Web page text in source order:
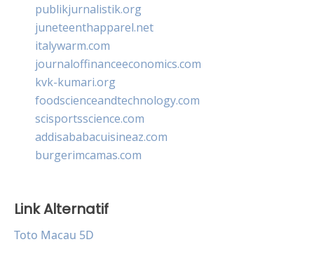
publikjurnalistik.org
juneteenthapparel.net
italywarm.com
journaloffinanceeconomics.com
kvk-kumari.org
foodscienceandtechnology.com
scisportsscience.com
addisababacuisineaz.com
burgerimcamas.com
Link Alternatif
Toto Macau 5D